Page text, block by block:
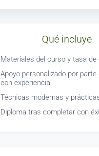
Qué incluye
Materiales del curso y tasa de
Apoyo personalizado por
con experiencia.
Técnicas modernas y
Diploma tras completar con